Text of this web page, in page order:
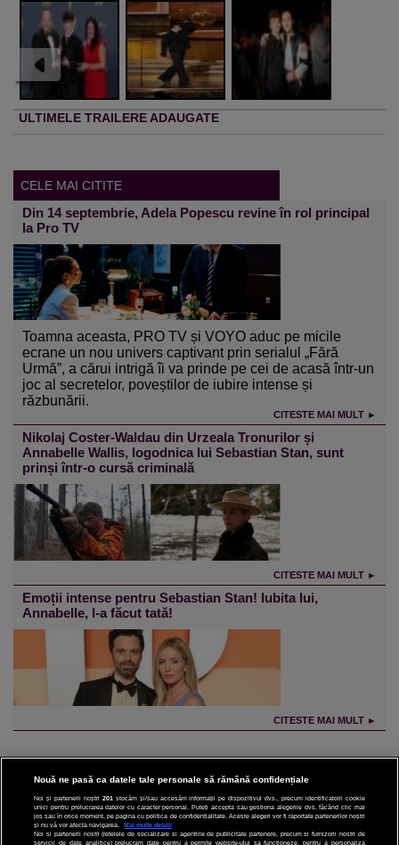
ULTIMELE TRAILERE ADAUGATE
CELE MAI CITITE
Din 14 septembrie, Adela Popescu revine în rol principal
la Pro TV
Toamna aceasta, PRO TV și VOYO aduc pe micile
ecrane un nou univers captivant prin serialul „Fără
Urmă”, a cărui intrigă îi va prinde pe cei de acasă într-un
joc al secretelor, poveștilor de iubire intense și
răzbunării.
CITESTE MAI MULT ►
Nikolaj Coster-Waldau din Urzeala Tronurilor și
Annabelle Wallis, logodnica lui Sebastian Stan, sunt
prinși într-o cursă criminală
CITESTE MAI MULT ►
Emoții intense pentru Sebastian Stan! Iubita lui,
Annabelle, l-a făcut tată!
CITESTE MAI MULT ►
CINEMA
Nouă ne pasă ca datele tale personale să rămână confidențiale
Noi și partenerii noștri 201 stocăm și/sau accesăm informații pe dispozitivul dvs., precum identificatorii cookie
unici pentru prelucrarea datelor cu caracter personal. Puteți accepta sau gestiona alegerile dvs. făcând clic mai
jos sau în orice moment, pe pagina cu politica de confidențialitate. Aceste alegeri vor fi raportate partenerilor noștri
și nu vă vor afecta navigarea.
Mai multe detalii
Noi si partenerii nostri (retelele de socializare si agentiile de publicitate partenere, precum si furnizorii nostri de
servicii de date analitice) prelucram date pentru a permite website-ului sa functioneze, pentru a personaliza